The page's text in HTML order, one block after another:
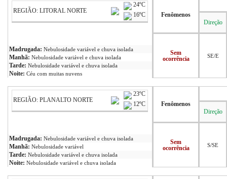
Anuncie
Fale Conosco
REGIÃO: LITORAL NORTE
24ºC
16ºC
Fenômenos
Direção
Sem
ocorrência
SE/E
Madrugada: Nebulosidade variável e chuva isolada
Manhã: Nebulosidade variável e chuva isolada
Tarde: Nebulosidade variável e chuva isolada
Noite: Céu com muitas nuvens
REGIÃO: PLANALTO NORTE
23ºC
12ºC
Fenômenos
Direção
Sem
ocorrência
S/SE
Madrugada: Nebulosidade variável e chuva isolada
Manhã: Nebulosidade variável
Tarde: Nebulosidade variável e chuva isolada
Noite: Nebulosidade variável e chuva isolada